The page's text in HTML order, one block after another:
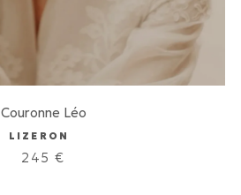
Couronne Léo
LIZERON
245€